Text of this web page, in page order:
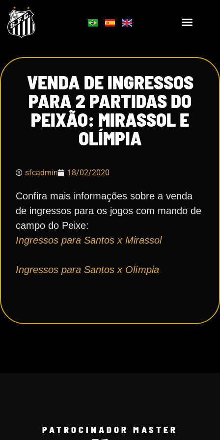
VENDA DE INGRESSOS
PARA 2 PARTIDAS DO
PEIXÃO: MIRASSOL E
OLÍMPIA
sfcadmin 18/02/2020
Confira mais informações sobre a venda
de ingressos para os jogos com mando de
campo do Peixe:
Ingressos para Santos x Mirassol
Ingressos para Santos x Olímpia
PATROCINADOR MASTER